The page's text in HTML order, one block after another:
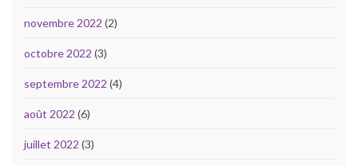
novembre 2022 (2)
octobre 2022 (3)
septembre 2022 (4)
août 2022 (6)
juillet 2022 (3)